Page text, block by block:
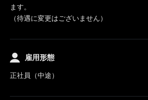
ます。
（待遇に変更はございません）
雇用形態
正社員（中途）